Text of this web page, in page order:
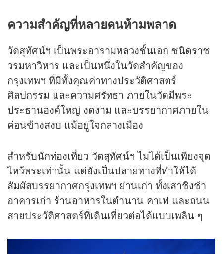
ความสำคัญที่หลายคนห้ามพลาด
วัดสุทัศน์ฯ เป็นพระอารามหลวงชั้นเอก ชนิดราช
วรมหาวิหาร และเป็นหนึ่งในวัดสำคัญของ
กรุงเทพฯ ที่มีทั้งคุณค่าทางประวัติศาสตร์
ศิลปกรรม และความศรัทธา ภายในวัดมีพระ
ประธานองค์ใหญ่ งดงาม และบรรยากาศภายใน
ค่อนข้างสงบ แม้อยู่ใจกลางเมือง
สำหรับนักท่องเที่ยว วัดสุทัศน์ฯ ไม่ได้เป็นเพียงจุด
ไหว้พระเท่านั้น แต่ยังเป็นปลายทางที่ทำให้ได้
สัมผัสบรรยากาศกรุงเทพฯ ย่านเก่า ทั้งเสาชิงช้า
อาคารเก่า ร้านอาหารในตำนาน คาเฟ่ และถนน
สายประวัติศาสตร์ที่เดินเที่ยวต่อได้แบบเพลิน ๆ